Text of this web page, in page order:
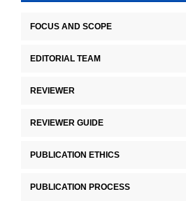
FOCUS AND SCOPE
EDITORIAL TEAM
REVIEWER
REVIEWER GUIDE
PUBLICATION ETHICS
PUBLICATION PROCESS